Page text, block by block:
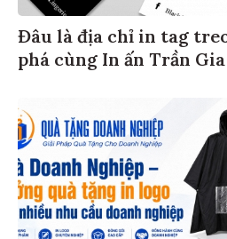
Đâu là địa chỉ in tag
phá cùng In ấn Trần Gia